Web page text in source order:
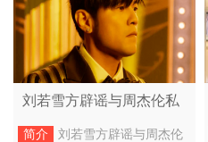
刘若雪方辟谣与周杰伦私
生子传闻，将对侵权行为
简介
刘若雪方辟谣与周杰伦